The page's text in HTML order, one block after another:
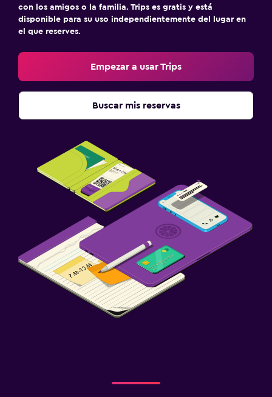
con los amigos o la familia. Trips es gratis y está
disponible para su uso independientemente del lugar en
el que reserves.
Empezar a usar Trips
Buscar mis reservas